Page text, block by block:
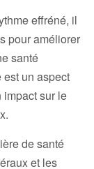
effréné, il
pour améliorer
santé
un aspect
impact sur le
de santé
et les